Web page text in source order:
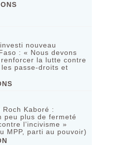
nouveau
: « Nous devons
la lutte contre
passe-droits et
Kaboré :
peu plus de fermeté
l’incivisme »
MPP, parti au pouvoir)